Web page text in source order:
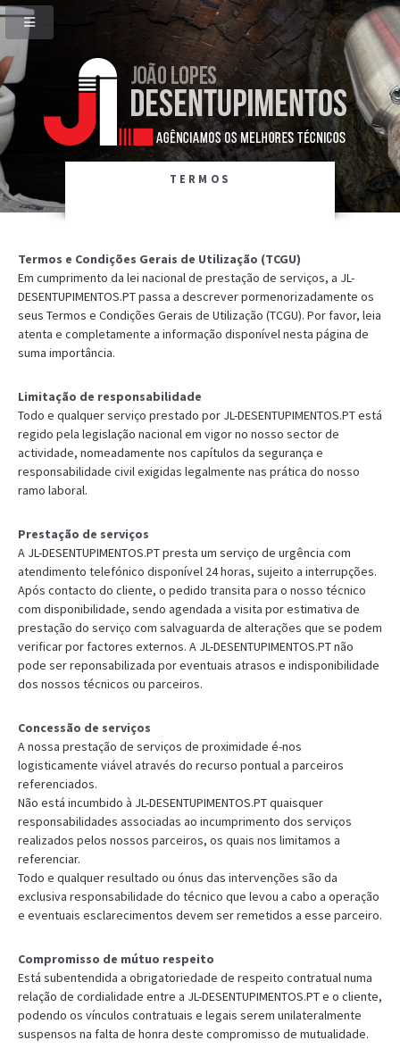
TERMOS
Termos e Condições Gerais de Utilização (TCGU)
Em cumprimento da lei nacional de prestação de serviços, a JL-
DESENTUPIMENTOS.PT passa a descrever pormenorizadamente os
seus Termos e Condições Gerais de Utilização (TCGU). Por favor, leia
atenta e completamente a informação disponível nesta página de
suma importância.
Limitação de responsabilidade
Todo e qualquer serviço prestado por JL-DESENTUPIMENTOS.PT está
regido pela legislação nacional em vigor no nosso sector de
actividade, nomeadamente nos capítulos da segurança e
responsabilidade civil exigidas legalmente nas prática do nosso
ramo laboral.
Prestação de serviços
A JL-DESENTUPIMENTOS.PT presta um serviço de urgência com
atendimento telefónico disponível 24 horas, sujeito a interrupções.
Após contacto do cliente, o pedido transita para o nosso técnico
com disponibilidade, sendo agendada a visita por estimativa de
prestação do serviço com salvaguarda de alterações que se podem
verificar por factores externos. A JL-DESENTUPIMENTOS.PT não
pode ser reponsabilizada por eventuais atrasos e indisponibilidade
dos nossos técnicos ou parceiros.
Concessão de serviços
A nossa prestação de serviços de proximidade é-nos
logisticamente viável através do recurso pontual a parceiros
referenciados.
Não está incumbido à JL-DESENTUPIMENTOS.PT quaisquer
responsabilidades associadas ao incumprimento dos serviços
realizados pelos nossos parceiros, os quais nos limitamos a
referenciar.
Todo e qualquer resultado ou ónus das intervenções são da
exclusiva responsabilidade do técnico que levou a cabo a operação
e eventuais esclarecimentos devem ser remetidos a esse parceiro.
Compromisso de mútuo respeito
Está subentendida a obrigatoriedade de respeito contratual numa
relação de cordialidade entre a JL-DESENTUPIMENTOS.PT e o cliente,
podendo os vínculos contratuais e legais serem unilateralmente
suspensos na falta de honra deste compromisso de mutualidade.